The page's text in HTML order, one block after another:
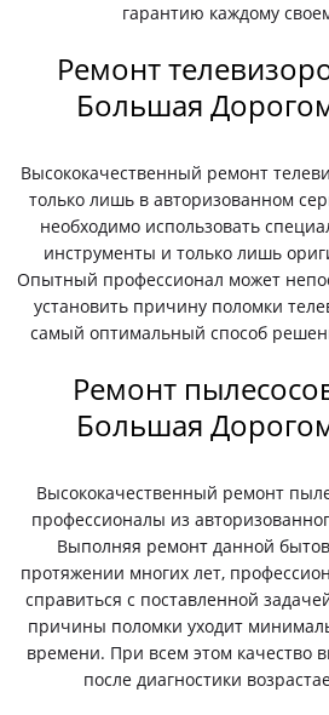
гарантию каждому
Ремонт
Большая
Высококачественный ремонт
только лишь в авторизованном
необходимо использовать
инструменты и только лишь
Опытный профессионал может
установить причину поломки
самый оптимальный способ
Ремонт
Большая
Высококачественный ремонт
профессионалы из
Выполняя ремонт данной
протяжении многих лет,
справиться с поставленной
причины поломки уходит
времени. При всем этом качество
после диагностики